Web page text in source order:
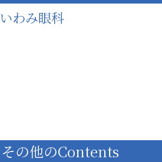
いわみ眼科
その他のContents